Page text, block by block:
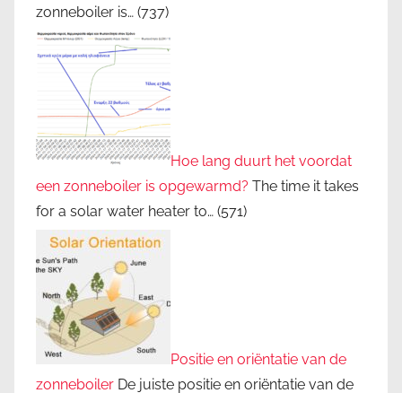
zonneboiler is… (737)
Hoe lang duurt het voordat
een zonneboiler is opgewarmd? The time it takes
for a solar water heater to… (571)
Positie en oriëntatie van de
zonneboiler De juiste positie en oriëntatie van de